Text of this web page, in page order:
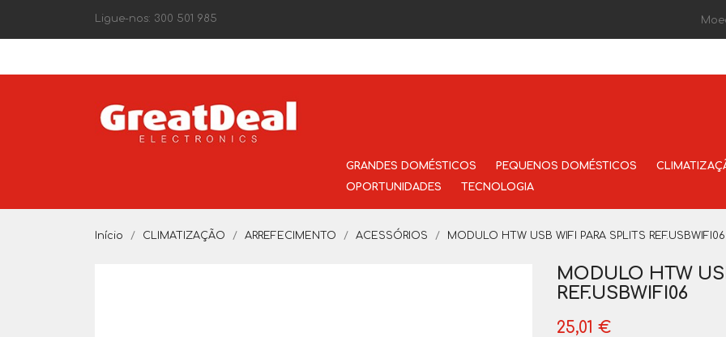
Ligue-nos: 300 501 985
GRANDES DOMÉSTICOS PEQUENOS DOMÉSTICOS
OPORTUNIDADES
TECNOLOGIA
Início CLIMATIZAÇÃO ARREFECIMENTO ACESSÓRIOS MODULO HTW USB WIFI PARA SPLITS REF.USBWIFI06
MODULO HTW
REF.USBWIFI06
25,01 €